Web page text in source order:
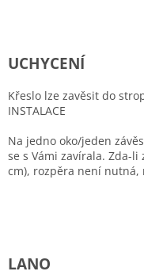
UCHYCENÍ
Křeslo lze zavěsit do
INSTALACE
Na jedno oko/jeden
se s Vámi zavírala. Zda-li
cm), rozpěra není nutná,
LANO